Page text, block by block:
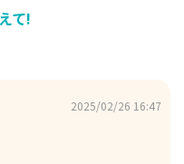
えると思います。ここで
ているもの全般を指す
漫画を勧められているの
て!
2025/02/26 16:47